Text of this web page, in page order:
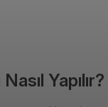
Yapılır?